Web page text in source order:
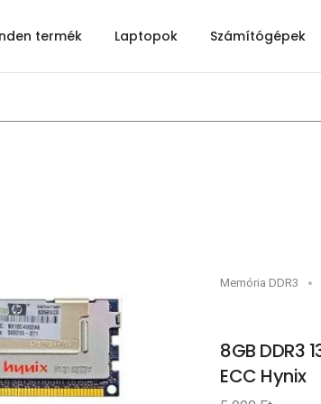
termék Laptopok Számítógépek
Memória DDR3
8GB DDR3
ECC Hynix